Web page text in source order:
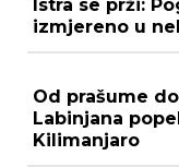
Istra se prži:
izmjereno u
Od prašume
Labinjana
Kilimanjaro